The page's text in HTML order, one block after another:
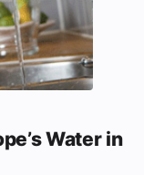
Water in